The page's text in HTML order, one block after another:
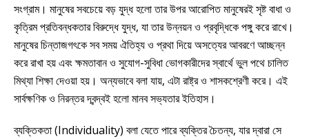
সংগ্রাম। মানুষের সবচেয়ে বড় যুদ্ধ হলো তার উপর আরোপিত মানুষেরই সৃষ্ট বাধা ও
কৃত্রিম প্রতিবন্ধকতার বিরুদ্ধে যুদ্ধ, যা তার উন্নয়ন ও প্রবৃদ্ধিকে পঙ্গু করে রাখে।
মানুষের চিন্তাজগৎকে সব সময় ঐতিহ্য ও প্রথা দিয়ে অসত্যের আবরণে আচ্ছন্ন
করে রাখা হয় এবং ক্ষমতাবান ও সুযোগ-সুবিধা ভোগকারীদের স্বার্থে ভুল পথে চালিত
মিথ্যা শিক্ষা দেওয়া হয়। অন্যভাবে বলা যায়, এটা রাষ্ট্র ও শাসকশ্রেণী করে। এই
সার্বক্ষণিক ও নিরন্তর দ্বন্দ্বই হলো মানব সভ্যতার ইতিহাস।
ব্যক্তিকতা (Individuality) বলা যেতে পারে ব্যক্তির চৈতন্য, যার দ্বারা সে